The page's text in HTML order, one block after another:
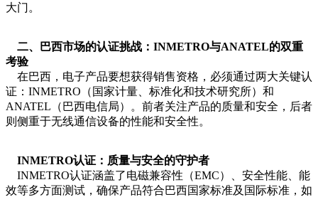
大门。
二、巴西市场的认证挑战：INMETRO与ANATEL的双重
考验
在巴西，电子产品要想获得销售资格，必须通过两大关键认
证：INMETRO（国家计量、标准化和技术研究所）和
ANATEL（巴西电信局）。前者关注产品的质量和安全，后者
则侧重于无线通信设备的性能和安全性。
INMETRO认证：质量与安全的守护者
INMETRO认证涵盖了电磁兼容性（EMC）、安全性能、能
效等多方面测试，确保产品符合巴西国家标准及国际标准，如